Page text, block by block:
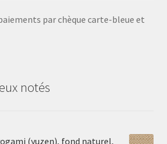
par chèque carte-bleue et
notés
(yuzen), fond naturel,